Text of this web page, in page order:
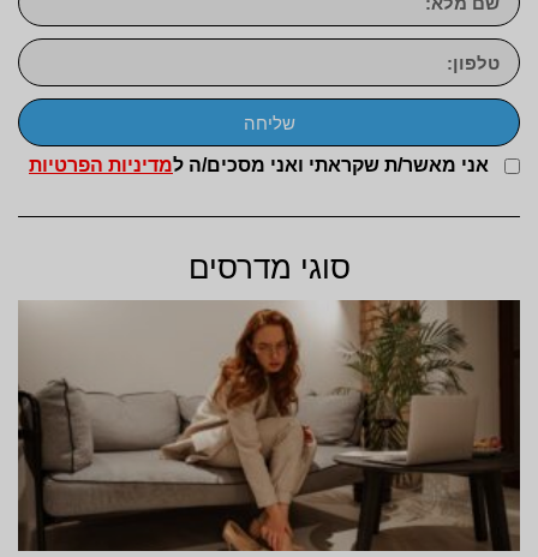
אני מאשר/ת שקראתי ואני מסכים/ה למדיניות הפרטיות
שליחה
סוגי מדרסים